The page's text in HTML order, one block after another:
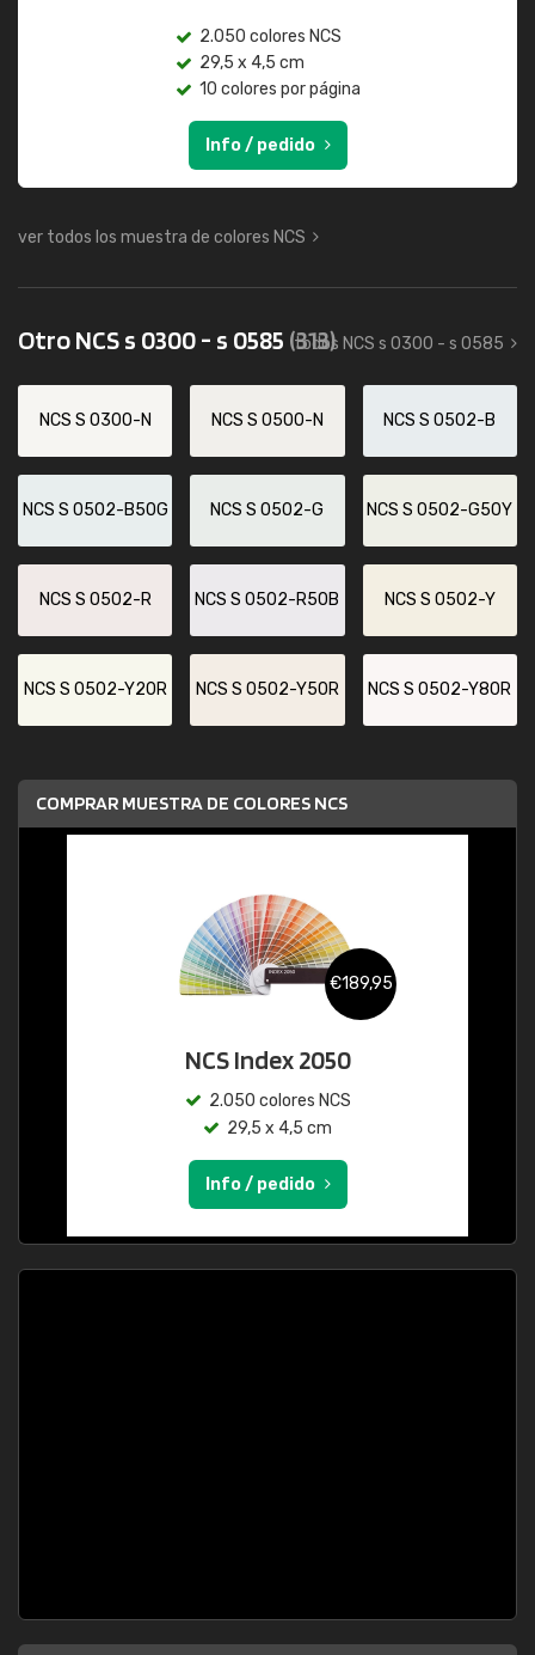
2.050 colores NCS
29,5 x 4,5 cm
10 colores por página
Info / pedido
ver todos los muestra de colores NCS
Otro NCS s 0300 - s 0585 (313)
todos NCS s 0300 - s 0585
NCS S 0300-N NCS S 0500-N NCS S 0502-B
NCS S 0502-B50G NCS S 0502-G NCS S 0502-G50Y
NCS S 0502-R NCS S 0502-R50B NCS S 0502-Y
NCS S 0502-Y20R NCS S 0502-Y50R NCS S 0502-Y80R
COMPRAR MUESTRA DE COLORES NCS
€189,95
NCS Index 2050
2.050 colores NCS
29,5 x 4,5 cm
Info / pedido